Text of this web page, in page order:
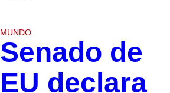
MUNDO
Senado de
EU declara